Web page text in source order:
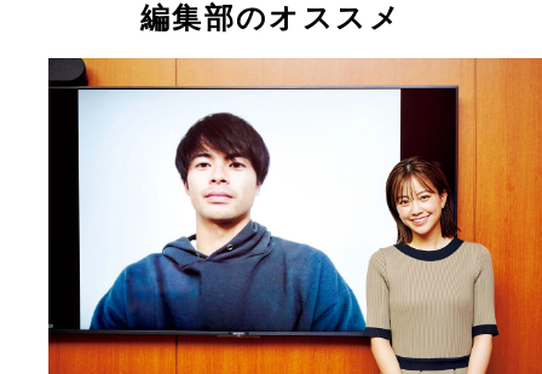
編集部のオススメ